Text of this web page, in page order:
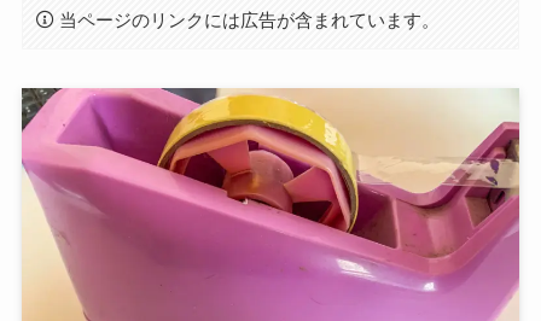
当ページのリンクには広告が含まれています。